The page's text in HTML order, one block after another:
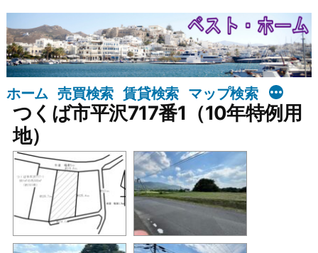
コ
ン
テ
ン
ツホーム 売買検索 賃貸検索 マップ検索
つくば市平沢717番1（10年特例用
地）